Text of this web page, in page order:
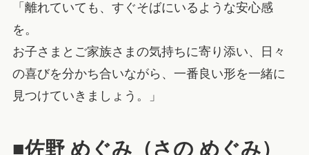
「離れていても、すぐそばにいるような安心感
を。
お子さまとご家族さまの気持ちに寄り添い、日々
の喜びを分かち合いながら、一番良い形を一緒に
見つけていきましょう。」
■佐野 めぐみ（さの めぐみ）